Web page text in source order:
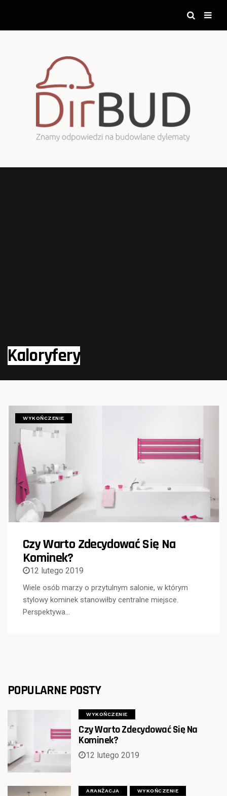
Kaloryfery
WYKOŃCZENIE
Czy Warto Zdecydować Się Na
Kominek?
12 lutego 2019
Wiele osób marzy o przytulnym salonie, w którym
stylowy kominek stanowiłby centralne miejsce.
Perspektywa…
POPULARNE POSTY
WYKOŃCZENIE
Czy Warto Zdecydować Się Na
Kominek?
12 lutego 2019
ARANŻACJA WYKOŃCZENIE